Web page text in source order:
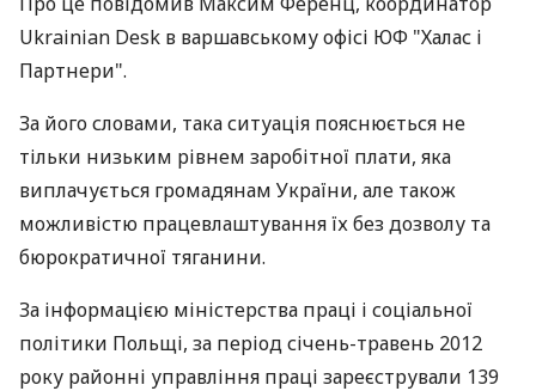
Ukrainian Desk в варшавському офісі ЮФ "Халас і
Партнери".
За його словами, така ситуація пояснюється не
тільки низьким рівнем заробітної плати, яка
виплачується громадянам України, але також
можливістю працевлаштування їх без дозволу та
бюрократичної тяганини.
За інформацією міністерства праці і соціальної
політики Польщі, за період січень-травень 2012
року районні управління праці зареєстрували 139